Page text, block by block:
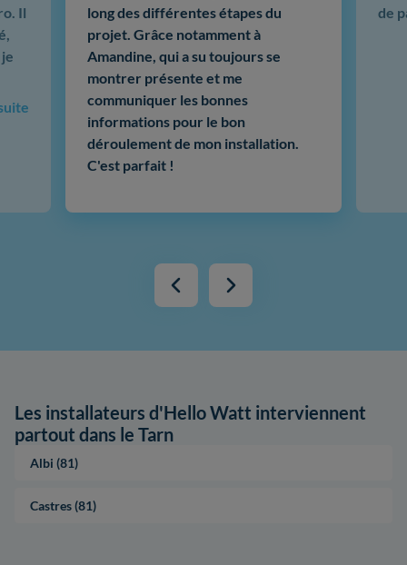
long des différentes étapes du
projet. Grâce notamment à
Amandine, qui a su toujours se
montrer présente et me
communiquer les bonnes
informations pour le bon
déroulement de mon installation.
C'est parfait !
de
Il
Les installateurs d'Hello Watt interviennent
partout dans le Tarn
Albi (81)
Castres (81)